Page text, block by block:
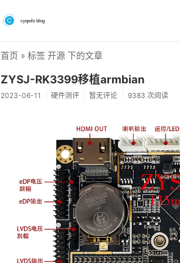
首页 » 标签 开源 下的文章
ZYSJ-RK3399移植armbian
2023-06-11 硬件测评 暂无评论 9383 次阅读